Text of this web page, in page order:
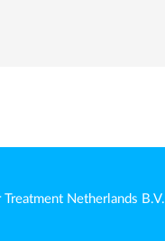
Netherlands B.V.